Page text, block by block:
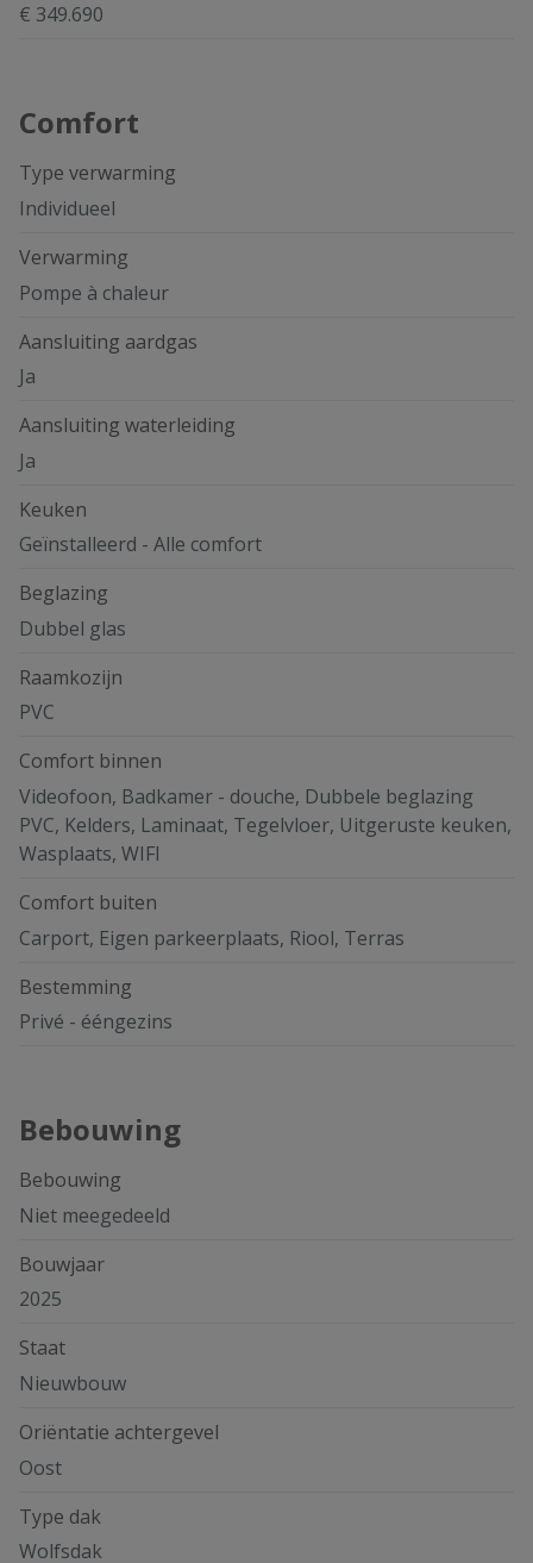
€ 349.690
Comfort
Type verwarming
Individueel
Verwarming
Pompe à chaleur
Aansluiting aardgas
Ja
Aansluiting waterleiding
Ja
Keuken
Geïnstalleerd - Alle comfort
Beglazing
Dubbel glas
Raamkozijn
PVC
Comfort binnen
Videofoon, Badkamer - douche, Dubbele beglazing
PVC, Kelders, Laminaat, Tegelvloer, Uitgeruste keuken,
Wasplaats, WIFI
Comfort buiten
Carport, Eigen parkeerplaats, Riool, Terras
Bestemming
Privé - ééngezins
Bebouwing
Bebouwing
Niet meegedeeld
Bouwjaar
2025
Staat
Nieuwbouw
Oriëntatie achtergevel
Oost
Type dak
Wolfsdak